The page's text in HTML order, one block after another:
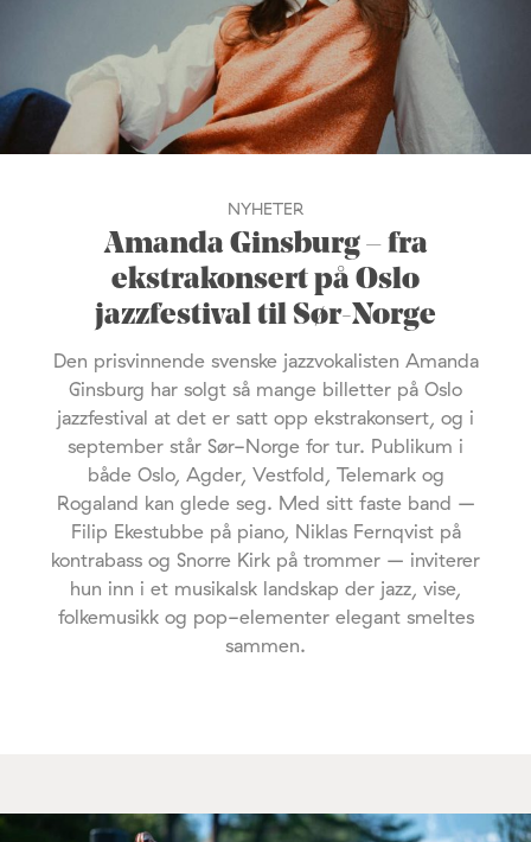
NYHETER
Amanda Ginsburg – fra
ekstrakonsert på Oslo
jazzfestival til Sør-Norge
Den prisvinnende svenske jazzvokalisten Amanda
Ginsburg har solgt så mange billetter på Oslo
jazzfestival at det er satt opp ekstrakonsert, og i
september står Sør-Norge for tur. Publikum i
både Oslo, Agder, Vestfold, Telemark og
Rogaland kan glede seg. Med sitt faste band –
Filip Ekestubbe på piano, Niklas Fernqvist på
kontrabass og Snorre Kirk på trommer – inviterer
hun inn i et musikalsk landskap der jazz, vise,
folkemusikk og pop-elementer elegant smeltes
sammen.